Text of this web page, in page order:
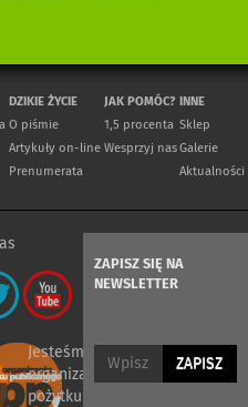
DZIKIE ŻYCIE
O piśmie
Artykuły on-line
Prenumerata
JAK POMÓC?
1,5 procenta
Wesprzyj nas
INNE
Sklep
Galerie
Aktualności
Jesteśmy
organizacją
pożytku
ZAPISZ SIĘ NA
NEWSLETTER
ZAPISZ